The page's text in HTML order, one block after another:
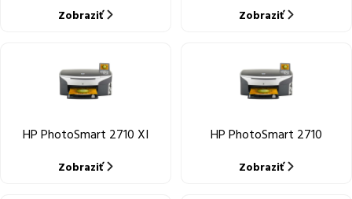
Zobraziť Zobraziť
HP PhotoSmart 2710 XI
Zobraziť
HP PhotoSmart 2710
Zobraziť